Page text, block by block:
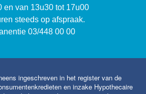
en van 13u30 tot 17u00
steeds op afspraak.
03/448 00 00
ingeschreven in het register van de
en inzake Hypothecaire